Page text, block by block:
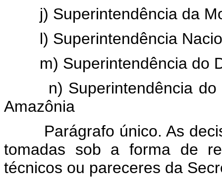
j) Superintendência da
l) Superintendência
m) Superintendência do
n) Superintendência
Amazônia
Parágrafo único. As
tomadas sob a forma de
técnicos ou pareceres da